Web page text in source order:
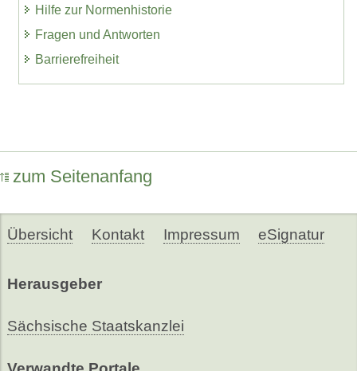
Hilfe zur Normenhistorie
Fragen und Antworten
Barrierefreiheit
zum Seitenanfang
Übersicht Kontakt Impressum eSignatur
Herausgeber
Sächsische Staatskanzlei